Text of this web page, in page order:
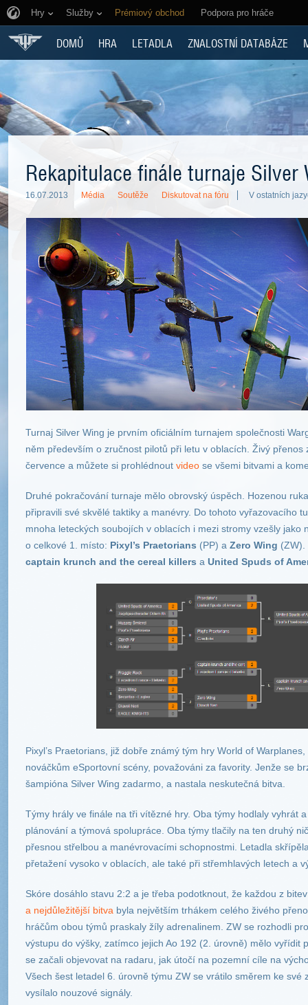
Hry Služby Prémiový obchod Podpora pro hráče
DOMŮ HRA LETADLA ZNALOSTNÍ DATABÁZE
Rekapitulace finále turnaje Silver
16.07.2013 Média Soutěže Diskutovat na fóru V ostatních
Turnaj Silver Wing je prvním oficiálním turnajem společnosti
něm především o zručnost pilotů při letu v oblacích. Živý
července a můžete si prohlédnout video se všemi bitvami a
Druhé pokračování turnaje mělo obrovský úspěch. Hozenou
připravili své skvělé taktiky a manévry. Do tohoto vyřazovacího
mnoha leteckých soubojích v oblacích i mezi stromy vzešly jako
o celkové 1. místo: Pixyl’s Praetorians (PP) a Zero Wing (ZW).
captain krunch and the cereal killers a United Spuds of
Pixyl’s Praetorians, již dobře známý tým hry World of
nováčkům eSportovní scény, považováni za favority. Jenže se
šampióna Silver Wing zadarmo, a nastala neskutečná bitva.
Týmy hrály ve finále na tři vítězné hry. Oba týmy hodlaly vyhrát
plánování a týmová spolupráce. Oba týmy tlačily na ten druhý
přesnou střelbou a manévrovacími schopnostmi. Letadla
přetažení vysoko v oblacích, ale také při střemhlavých letech a
Skóre dosáhlo stavu 2:2 a je třeba podotknout, že každou z
a nejdůležitější bitva byla největším trhákem celého živého
hráčům obou týmů praskaly žíly adrenalinem. ZW se rozhodli
výstupu do výšky, zatímco jejich Ao 192 (2. úrovně) mělo vyřídit
se začali objevovat na radaru, jak útočí na pozemní cíle na
Všech šest letadel 6. úrovně týmu ZW se vrátilo směrem ke
vysílalo nouzové signály.